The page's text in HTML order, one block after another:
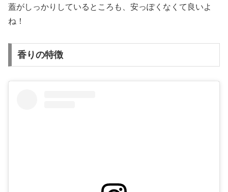
蓋がしっかりしているところも、安っぽくなくて良いよ
ね！
香りの特徴